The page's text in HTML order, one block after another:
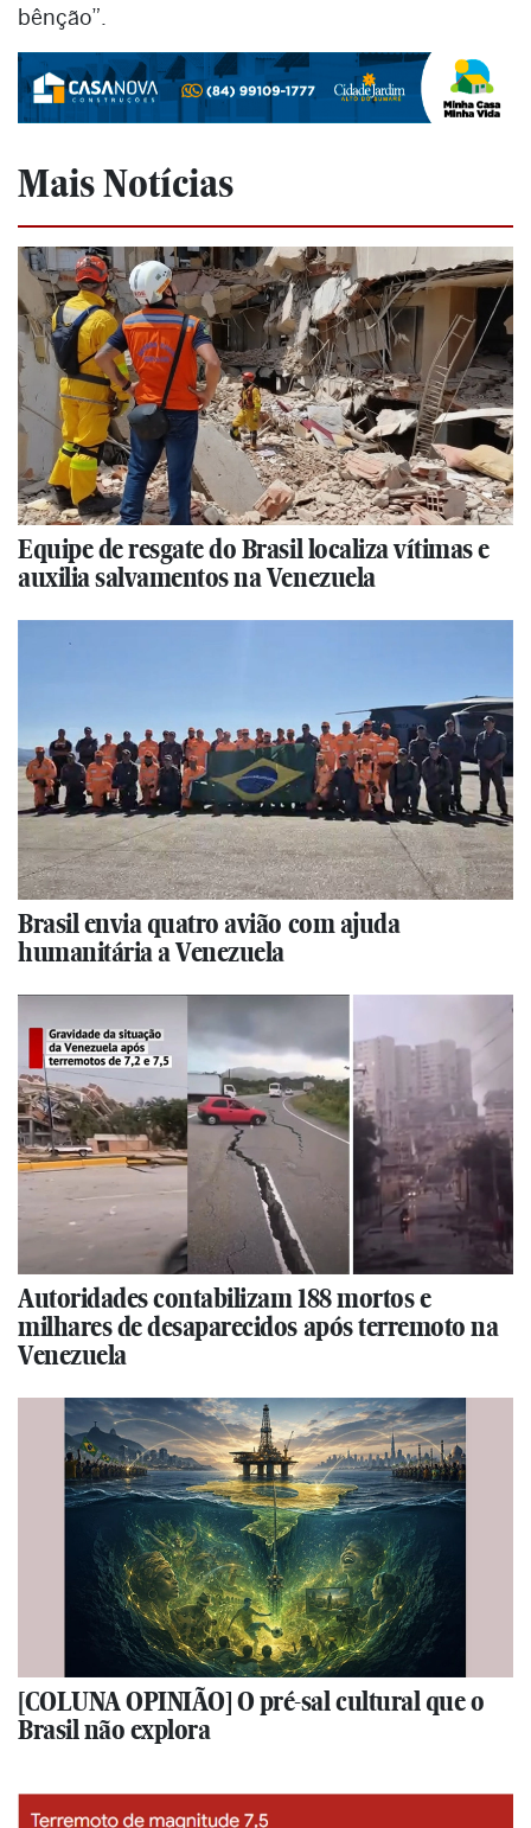
bênção”.
Mais Notícias
Equipe de resgate do Brasil localiza vítimas e
auxilia salvamentos na Venezuela
Brasil envia quatro avião com ajuda
humanitária a Venezuela
Autoridades contabilizam 188 mortos e
milhares de desaparecidos após terremoto na
Venezuela
[COLUNA OPINIÃO] O pré-sal cultural que o
Brasil não explora